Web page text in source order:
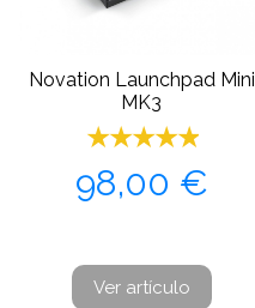
Novation Launchpad Mini
MK3
Precio
98,00 €
Ver artículo